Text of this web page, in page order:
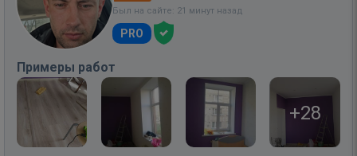
Был на сайте: 21 минут назад
PRO
Примеры работ
+28